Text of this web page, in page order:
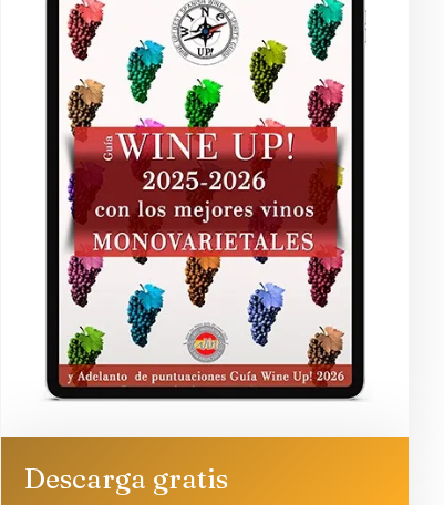
Descarga gratis